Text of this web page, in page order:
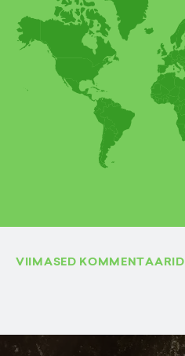
VIIMASED KOMMENTAARID